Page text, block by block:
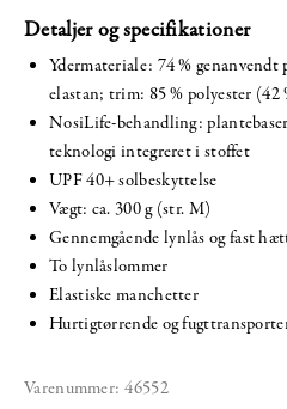
Detaljer og specifikationer
Ydermateriale: 74 % genanvendt
elastan; trim: 85 % polyester (42
NosiLife-behandling:
teknologi integreret i stoffet
UPF 40+ solbeskyttelse
Vægt: ca. 300 g (str. M)
Gennemgående lynlås og fast
To lynlåslommer
Elastiske manchetter
Hurtigtørrende og
Varenummer: 46552